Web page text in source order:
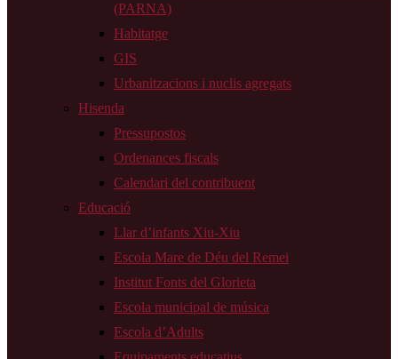
(PARNA)
Habitatge
GIS
Urbanitzacions i nuclis agregats
Hisenda
Pressupostos
Ordenances fiscals
Calendari del contribuent
Educació
Llar d’infants Xiu-Xiu
Escola Mare de Déu del Remei
Institut Fonts del Glorieta
Escola municipal de música
Escola d’Adults